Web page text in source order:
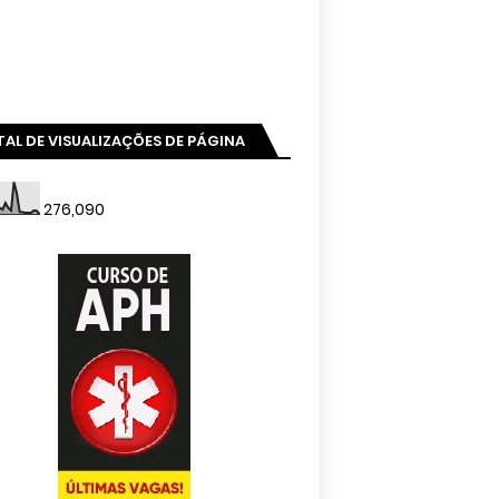
DE VISUALIZAÇÕES DE PÁGINA
276,090